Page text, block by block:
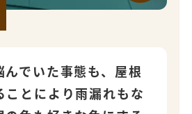
んでいた事態も、屋根
ことにより雨漏れもな